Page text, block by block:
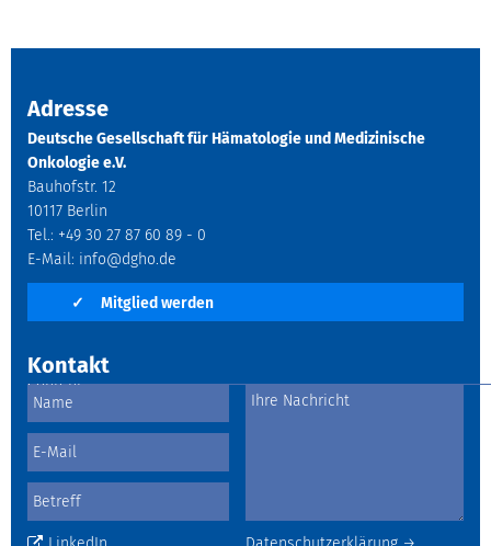
Adresse
Deutsche Gesellschaft für Hämatologie und Medizinische
Onkologie e.V.
Bauhofstr. 12
10117 Berlin
Tel.: +49 30 27 87 60 89 - 0
E-Mail: info@dgho.de
✓ Mitglied werden
Kontakt